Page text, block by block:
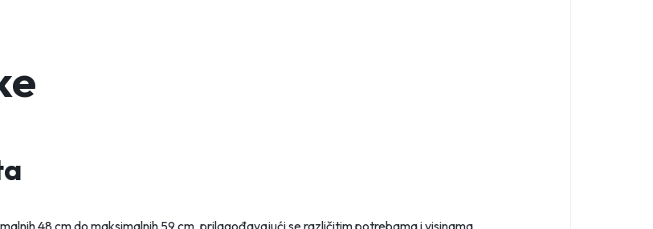
48 cm do maksimalnih 59 cm, prilagođavajući se različitim potrebama i visinama